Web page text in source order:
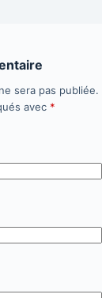
sera pas publiée.
avec *